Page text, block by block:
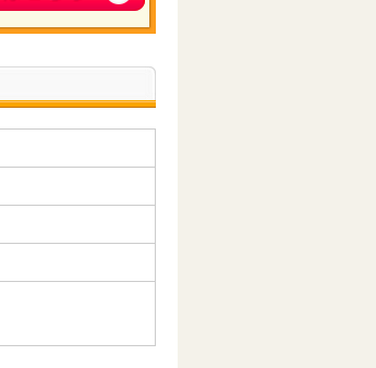
られた場合も、調査し
させていただきま
目の見直しを適宜行